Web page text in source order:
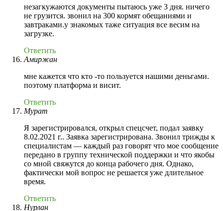
незагкужаются документы пытаюсь уже 3 дня. ничего
не грузится. звонил на 300 кормят обещаниями и
завтраками.у знакомых таже ситуация все весим на
загрузке.
Ответить
Амиржан
мне кажется что кто -то пользуется нашими деньгами.
поэтому платформа и висит.
Ответить
Мурат
Я зарегистрировался, открыл спецсчет, подал заявку
8.02.2021 г.. Заявка зарегистрирована. Звонил трижды к
специалистам — каждый раз говорят что мое сообщение
передано в группу технической поддержки и что якобы
со мной свяжутся до конца рабочего дня. Однако,
фактически мой вопрос не решается уже длительное
время.
Ответить
Нурлан